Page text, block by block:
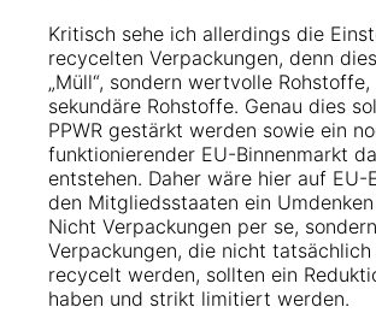
Kritisch sehe ich allerdings die
recycelten Verpackungen, denn
„Müll“, sondern wertvolle Rohstoffe,
sekundäre Rohstoffe. Genau dies
PPWR gestärkt werden sowie ein
funktionierender EU-Binnenmarkt
entstehen. Daher wäre hier auf EU-
den Mitgliedsstaaten ein
Nicht Verpackungen per se, sondern
Verpackungen, die nicht tatsächlich
recycelt werden, sollten ein
haben und strikt limitiert werden.